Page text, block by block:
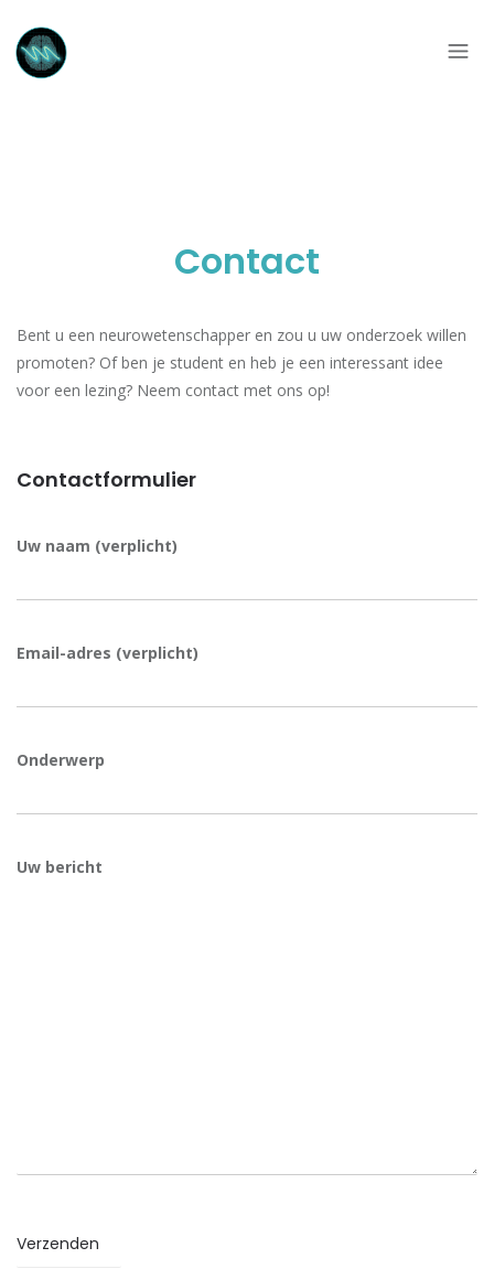
Contact
Bent u een neurowetenschapper en zou u uw onderzoek willen
promoten? Of ben je student en heb je een interessant idee
voor een lezing? Neem contact met ons op!
Contactformulier
Uw naam (verplicht)
Email-adres (verplicht)
Onderwerp
Uw bericht